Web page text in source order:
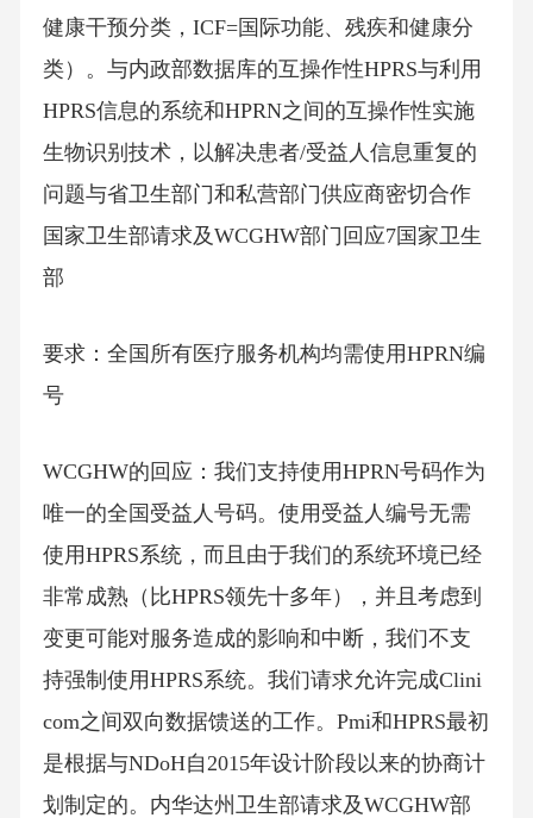
健康干预分类，ICF=国际功能、残疾和健康分
类）。与内政部数据库的互操作性HPRS与利用
HPRS信息的系统和HPRN之间的互操作性实施
生物识别技术，以解决患者/受益人信息重复的
问题与省卫生部门和私营部门供应商密切合作
国家卫生部请求及WCGHW部门回应7国家卫生
部
要求：全国所有医疗服务机构均需使用HPRN编
号
WCGHW的回应：我们支持使用HPRN号码作为
唯一的全国受益人号码。使用受益人编号无需
使用HPRS系统，而且由于我们的系统环境已经
非常成熟（比HPRS领先十多年），并且考虑到
变更可能对服务造成的影响和中断，我们不支
持强制使用HPRS系统。我们请求允许完成Clini
com之间双向数据馈送的工作。Pmi和HPRS最初
是根据与NDoH自2015年设计阶段以来的协商计
划制定的。内华达州卫生部请求及WCGHW部